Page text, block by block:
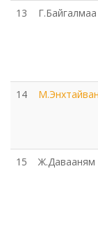
Сум
Музей
Нийтлэг
Хот
Сэлэнгэ
Орхон
13 Г.Байгалмаа
14 М.Энхтайван
15 Ж.Давааням